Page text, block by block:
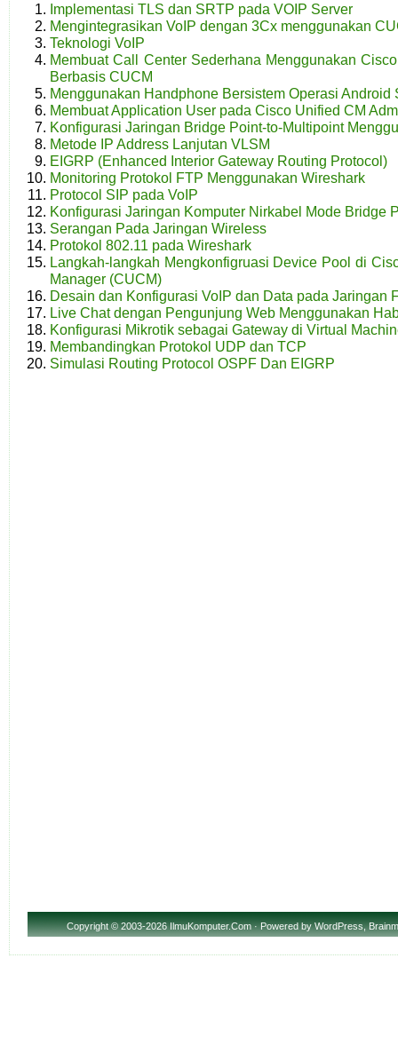
Implementasi TLS dan SRTP pada VOIP Server
Mengintegrasikan VoIP dengan 3Cx menggunakan
Teknologi VoIP
Membuat Call Center Sederhana Menggunakan
Berbasis CUCM
Menggunakan Handphone Bersistem Operasi Android
Membuat Application User pada Cisco Unified CM
Konfigurasi Jaringan Bridge Point-to-Multipoint
Metode IP Address Lanjutan VLSM
EIGRP (Enhanced Interior Gateway Routing Protocol)
Monitoring Protokol FTP Menggunakan Wireshark
Protocol SIP pada VoIP
Konfigurasi Jaringan Komputer Nirkabel Mode Bridge
Serangan Pada Jaringan Wireless
Protokol 802.11 pada Wireshark
Langkah-langkah Mengkonfigruasi Device Pool di
Manager (CUCM)
Desain dan Konfigurasi VoIP dan Data pada Jaringan
Live Chat dengan Pengunjung Web Menggunakan
Konfigurasi Mikrotik sebagai Gateway di Virtual
Membandingkan Protokol UDP dan TCP
Simulasi Routing Protocol OSPF Dan EIGRP
Copyright© 2003-2026 IlmuKomputer.Com · Powered byWordPress,